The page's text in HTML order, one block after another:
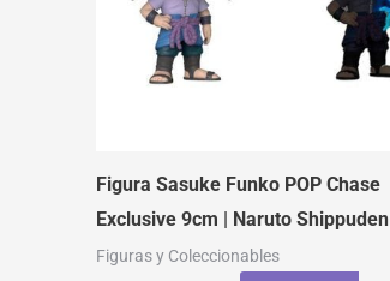
Figura Sasuke Funko POP Chase
Exclusive 9cm | Naruto Shippuden
Figuras y Coleccionables